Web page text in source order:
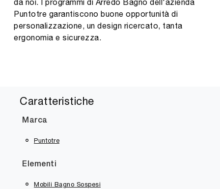
da noi. I programmi di Arredo Bagno dell'azienda
Puntotre garantiscono buone opportunità di
personalizzazione, un design ricercato, tanta
ergonomia e sicurezza.
Caratteristiche
Marca
Puntotre
Elementi
Mobili Bagno Sospesi